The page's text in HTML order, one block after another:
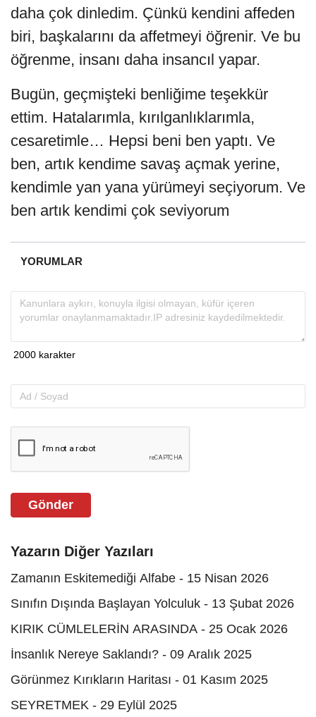
daha çok dinledim. Çünkü kendini affeden
biri, başkalarını da affetmeyi öğrenir. Ve bu
öğrenme, insanı daha insancıl yapar.
Bugün, geçmişteki benliğime teşekkür
ettim. Hatalarımla, kırılganlıklarımla,
cesaretimle… Hepsi beni ben yaptı. Ve
ben, artık kendime savaş açmak yerine,
kendimle yan yana yürümeyi seçiyorum. Ve
ben artık kendimi çok seviyorum
YORUMLAR
Gönder
Yazarın Diğer Yazıları
Zamanın Eskitemediği Alfabe - 15 Nisan 2026
Sınıfın Dışında Başlayan Yolculuk - 13 Şubat 2026
KIRIK CÜMLELERİN ARASINDA - 25 Ocak 2026
İnsanlık Nereye Saklandı? - 09 Aralık 2025
Görünmez Kırıkların Haritası - 01 Kasım 2025
SEYRETMEK - 29 Eylül 2025